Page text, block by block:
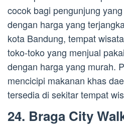
cocok bagi pengunjung
dengan harga yang
kota Bandung, tempat
toko-toko yang menjual
dengan harga yang murah.
mencicipi makanan khas
tersedia di sekitar tempat
24. Braga City